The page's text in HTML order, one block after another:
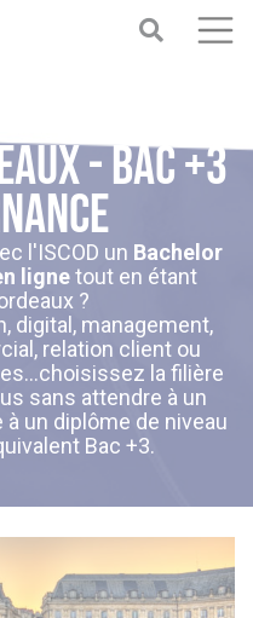
- Bac +3
l'ISCOD un Bachelor
lignetout en étant
?
digital, management,
relation client ou
la filière
sans attendre à un
un diplôme de niveau
Bac +3.